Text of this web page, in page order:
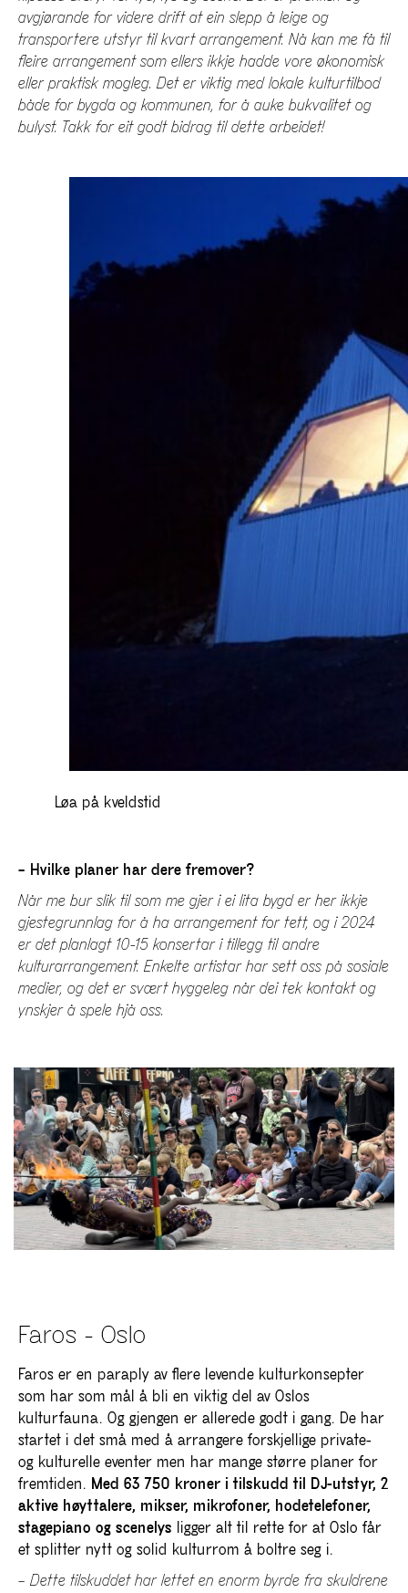
avgjørande for videre drift at ein slepp å leige og
transportere utstyr til kvart arrangement. Nå kan me få til
fleire arrangement som ellers ikkje hadde vore økonomisk
eller praktisk mogleg. Det er viktig med lokale kulturtilbod
både for bygda og kommunen, for å auke bukvalitet og
bulyst. Takk for eit godt bidrag til dette arbeidet!
Løa på kveldstid
– Hvilke planer har dere fremover?
Når me bur slik til som me gjer i ei lita bygd er her ikkje
gjestegrunnlag for å ha arrangement for tett, og i 2024
er det planlagt 10-15 konsertar i tillegg til andre
kulturarrangement. Enkelte artistar har sett oss på sosiale
medier, og det er svært hyggeleg når dei tek kontakt og
ynskjer å spele hjå oss.
Faros - Oslo
Faros er en paraply av flere levende kulturkonsepter
som har som mål å bli en viktig del av Oslos
kulturfauna. Og gjengen er allerede godt i gang. De har
startet i det små med å arrangere forskjellige private-
og kulturelle eventer men har mange større planer for
fremtiden. Med 63 750 kroner i tilskudd til DJ-utstyr, 2
aktive høyttalere, mikser, mikrofoner, hodetelefoner,
stagepiano og scenelys ligger alt til rette for at Oslo får
et splitter nytt og solid kulturrom å boltre seg i.
– Dette tilskuddet har lettet en enorm byrde fra skuldrene